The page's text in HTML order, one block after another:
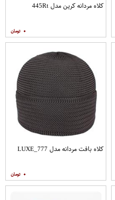
کلاه مردانه کرین مدل 445Rt
۰
کلاه بافت مردانه مدل LUXE_777
۰